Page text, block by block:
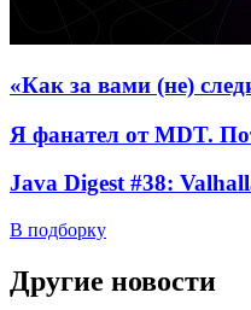
«Как за вами (не)
Я фанател от MDT.
Java Digest #38:
В подборку
Другие новости